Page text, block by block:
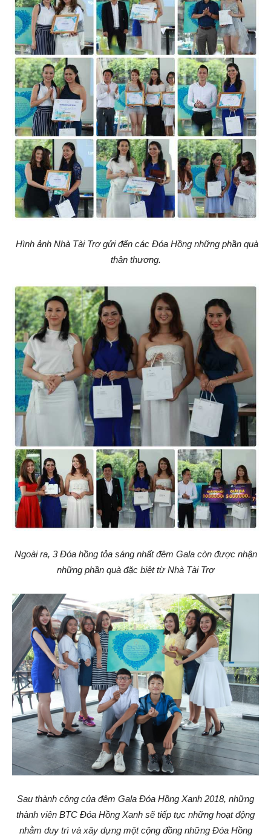
Hình ảnh Nhà Tài Trợ gửi đến các Đóa Hồng những phần quà
thân thương.
Ngoài ra, 3 Đóa hồng tỏa sáng nhất đêm Gala còn được nhận
những phần quà đặc biệt từ Nhà Tài Trợ
Sau thành công của đêm Gala Đóa Hồng Xanh 2018, những
thành viên BTC Đóa Hồng Xanh sẽ tiếp tục những hoạt động
nhằm duy trì và xây dựng một cộng đồng những Đóa Hồng